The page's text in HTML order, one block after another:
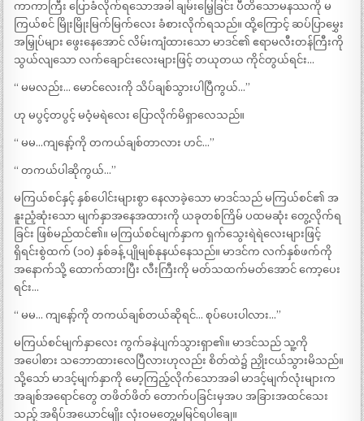
ကာကာကြီး ပြောခံလိုက်ရသောအခါ ချမ်းမြေ့ခြင်း ပီတိသောမနဿကို မ
ကြယ်စင် မြိုးမြိုးမြက်မြက်လေး ခံစားလိုက်ရသည်။ ထို့ကြောင့် ဆပ်ပြာမွှေး
အမြှုပ်များ ဖွေးနေအောင် လိမ်းကျံထားသော မာဒင်၏ ဧရာမလီးတန်ကြီးကို
သွယ်လျသော လက်ချောင်းလေးများဖြင့် တယုတယ ကိုင်တွယ်ရင်း…
“ မမလည်း… မောင်လေးကို သိပ်ချစ်သွားပါပြီကွယ်…”
ဟု မပွင့်တပွင့် မဝံ့မရဲလေး ပြောလိုက်မိရှာလေသည်။
“ မမ…ကျနော့်ကို တကယ်ချစ်တာလား ဟင်…”
“ တကယ်ပါဆိုကွယ်…”
မကြယ်စင်နှင့် နှစ်ပေါင်းများစွာ နေလာခဲ့သော မာဒင်သည် မကြယ်စင်၏ အ
နူးညံ့ဆုံးသော မျက်နှာအနေအထားကို ယခုတစ်ကြိမ် ပထမဆုံး တွေ့လိုက်ရ
ခြင်း ဖြစ်မည်ထင်၏။ မကြယ်စင်မျက်နှာက ရှက်သွေးရဲရဲလေးများဖြင့်
ရှိရင်းစွဲထက် (၁၀) နှစ်ခန့် ပျိုမျစ်နုနယ်နေသည်။ မာဒင်က လက်နှစ်ဖက်ကို
အနောက်သို့ ထောက်ထားပြီး လီးကြီးကို မတ်သထက်မတ်အောင် ကော့ပေး
ရင်း…
“ မမ… ကျနော့်ကို တကယ်ချစ်တယ်ဆိုရင်… စုပ်ပေးပါလား…”
မကြယ်စင်မျက်နှာလေး ကွက်ခနဲပျက်သွားရှာ၏။ မာဒင်သည် သူ့ကို
အပေါစား သဘောထားလေပြီလားဟုလည်း စိတ်ထဲ၌ ညှိုးငယ်သွားမိသည်။
သို့သော် မာဒင့်မျက်နှာကို မော့ကြည့်လိုက်သောအခါ မာဒင့်မျက်လုံးများက
အချစ်အရောင်တွေ တဖိတ်ဖိတ် တောက်ပခြင်းမှအပ အခြားအထင်သေး
သည့် အရိပ်အယောင်မျိုး လုံးဝမတွေ့မမြင်ရပါချေ။